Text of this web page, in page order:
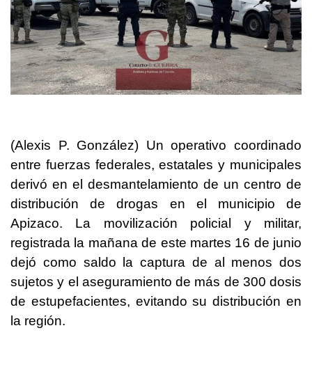
(Alexis P. González) Un operativo coordinado
entre fuerzas federales, estatales y municipales
derivó en el desmantelamiento de un centro de
distribución de drogas en el municipio de
Apizaco. La movilización policial y militar,
registrada la mañana de este martes 16 de junio
dejó como saldo la captura de al menos dos
sujetos y el aseguramiento de más de 300 dosis
de estupefacientes, evitando su distribución en
la región.